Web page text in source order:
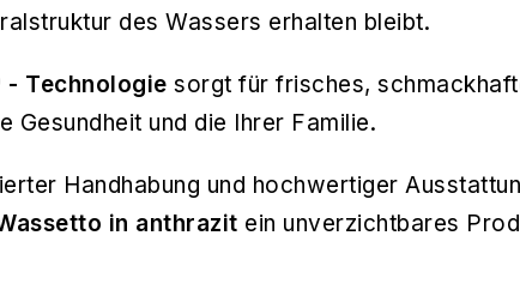
des Wassers erhalten bleibt.
- Technologie sorgt für frisches,
Gesundheit und die Ihrer Familie.
Handhabung und hochwertiger
in anthrazit ein unverzichtbares